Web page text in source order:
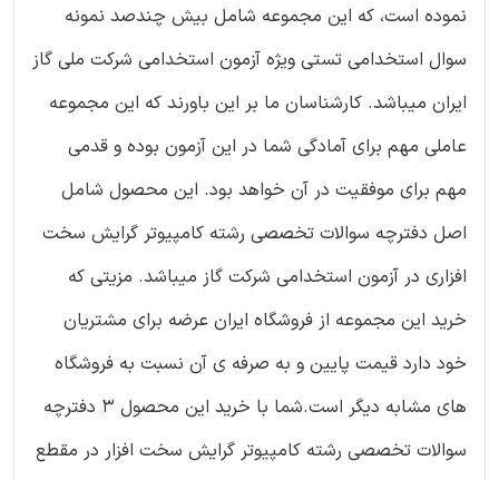
نموده است، که این مجموعه شامل بیش چندصد نمونه
سوال استخدامی تستی ویژه آزمون استخدامی شرکت ملی گاز
ایران میباشد. کارشناسان ما بر این باورند که این مجموعه
عاملی مهم برای آمادگی شما در این آزمون بوده و قدمی
مهم برای موفقیت در آن خواهد بود. این محصول شامل
اصل دفترچه سوالات تخصصی رشته کامپیوتر گرایش سخت
افزاری در آزمون استخدامی شرکت گاز میباشد. مزیتی که
خرید این مجموعه از فروشگاه ایران عرضه برای مشتریان
خود دارد قیمت پایین و به صرفه ی آن نسبت به فروشگاه
های مشابه دیگر است.شما با خرید این محصول 3 دفترچه
سوالات تخصصی رشته کامپیوتر گرایش سخت افزار در مقطع